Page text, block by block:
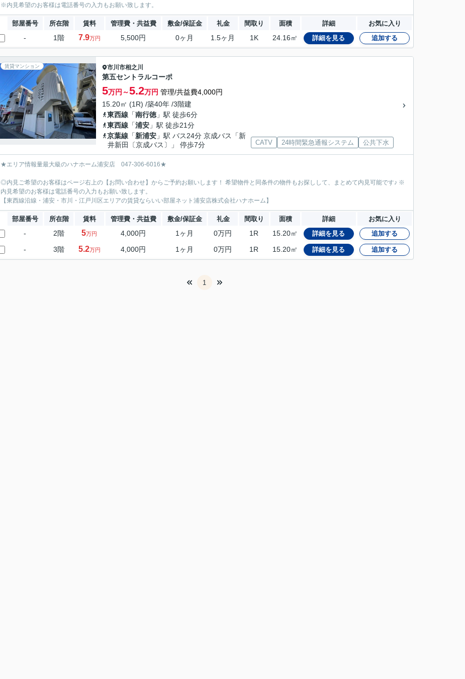
※内見希望のお客様は電話番号の入力もお願い致します。
部屋番号 所在階 賃料 管理費・共益費 敷金/保証金 礼金 間取り 面積 詳細 お気に入り
- 1階 7.9万円 5,500円 0ヶ月 1.5ヶ月 1K 24.16㎡ 詳細を見る 追加する
賃貸マンション 市川市相之川
第五セントラルコーポ
5万円～5.2万円 管理/共益費4,000円
15.20㎡ (1R) /築40年 /3階建
東西線 「南行徳 」駅 徒歩6分
東西線 「浦安 」駅 徒歩21分
京葉線 「新浦安 」駅 バス24分 京成バス「新
井新田〔京成バス〕」 停歩7分
CATV 24時間緊急通報システム 公共下水
★エリア情報量最大級のハナホーム浦安店 047-306-6016★
◎内見ご希望のお客様はページ右上の【お問い合わせ】からご予約お願いします！ 希望物件と同条件の物件もお探しして、まとめて内見可能です♪ ※
内見希望のお客様は電話番号の入力もお願い致します。
【東西線沿線・浦安・市川・江戸川区エリアの賃貸ならいい部屋ネット浦安店株式会社ハナホーム】
部屋番号 所在階 賃料 管理費・共益費 敷金/保証金 礼金 間取り 面積 詳細 お気に入り
- 2階 5万円 4,000円 1ヶ月 0万円 1R 15.20㎡ 詳細を見る 追加する
- 3階 5.2万円 4,000円 1ヶ月 0万円 1R 15.20㎡ 詳細を見る 追加する
1